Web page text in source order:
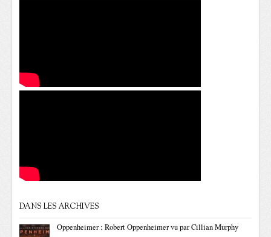
DANS LES ARCHIVES
Oppenheimer : Robert Oppenheimer vu par Cillian Murphy